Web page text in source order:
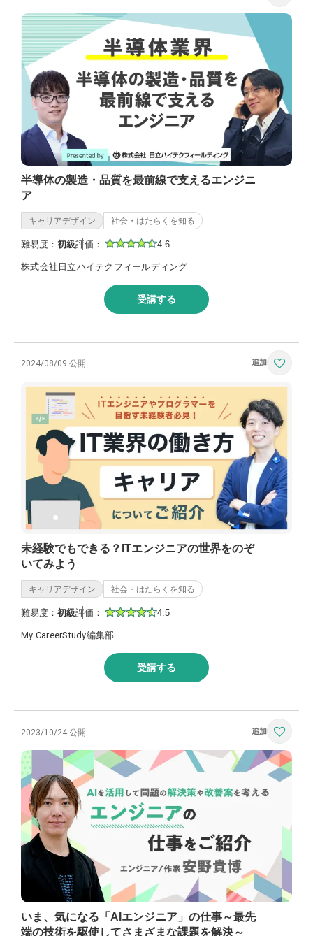
半導体の製造・品質を最前線で支えるエンジニ
ア
キャリアデザイン 社会・はたらくを知る
難易度： 初級評価： 4.6
株式会社日立ハイテクフィールディング
受講する
2024/08/09 公開
未経験でもできる？ITエンジニアの世界をのぞ
いてみよう
キャリアデザイン 社会・はたらくを知る
難易度： 初級評価： 4.5
My CareerStudy編集部
受講する
2023/10/24 公開
いま、気になる「AIエンジニア」の仕事～最先
端の技術を駆使してさまざまな課題を解決～